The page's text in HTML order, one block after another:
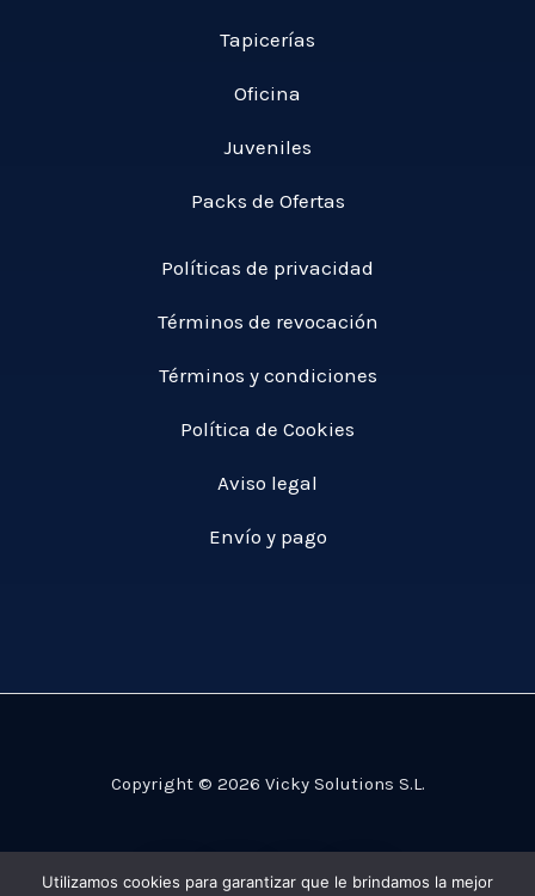
Tapicerías
Oficina
Juveniles
Packs de Ofertas
Políticas de privacidad
Términos de revocación
Términos y condiciones
Política de Cookies
Aviso legal
Envío y pago
Copyright © 2026 Vicky Solutions S.L.
Utilizamos cookies para garantizar que le brindamos la mejor